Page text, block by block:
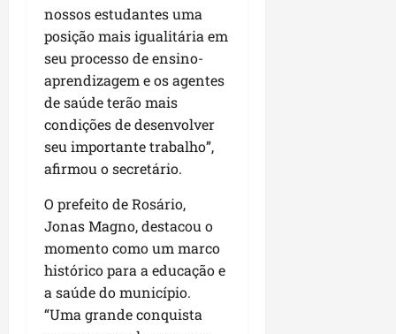
nossos estudantes uma
posição mais igualitária em
seu processo de ensino-
aprendizagem e os agentes
de saúde terão mais
condições de desenvolver
seu importante trabalho”,
afirmou o secretário.
O prefeito de Rosário,
Jonas Magno, destacou o
momento como um marco
histórico para a educação e
a saúde do município.
“Uma grande conquista